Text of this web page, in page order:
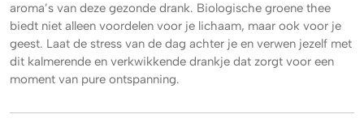
aroma’s van deze gezonde drank. Biologische groene thee
biedt niet alleen voordelen voor je lichaam, maar ook voor je
geest. Laat de stress van de dag achter je en verwen jezelf met
dit kalmerende en verkwikkende drankje dat zorgt voor een
moment van pure ontspanning.